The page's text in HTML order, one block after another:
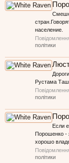
население.
політики
Рустама
політики
Если
Порошенко -
хорошо
політики